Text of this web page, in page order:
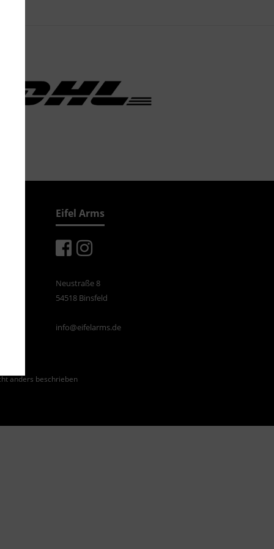
Eifel Arms
Neustraße 8
54518 Binsfeld
info@eifelarms.de
anders beschrieben